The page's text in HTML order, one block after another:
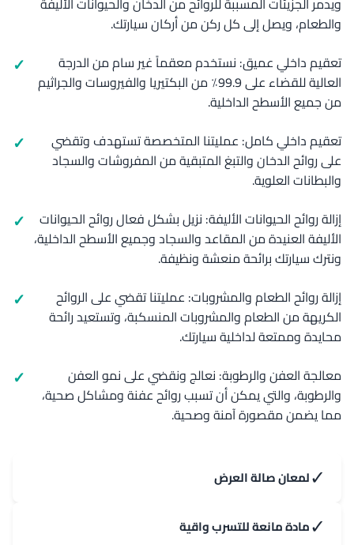
والطعام، ويصل إلى كل ركن من أركان سيارتك.
تعقيم داخلي عميق: نستخدم معقماً غير سام من الدرجة
العالية للقضاء على 99.9٪ من البكتيريا والفيروسات والجراثيم
من جميع الأسطح الداخلية.
تعقيم داخلي كامل: عمليتنا المتخصصة تستهدف وتقضي
على روائح الدخان والتبغ المتبقية من المفروشات والسجاد
والبطانات العلوية.
إزالة روائح الحيوانات الأليفة: نزيل بشكل فعال روائح الحيوانات
الأليفة العنيدة من المقاعد والسجاد وجميع الأسطح الداخلية،
ونترك سيارتك برائحة منعشة ونظيفة.
إزالة روائح الطعام والمشروبات: عمليتنا تقضي على الروائح
الكريهة من الطعام والمشروبات المنسكبة، وتستعيد رائحة
محايدة وممتعة لداخلية سيارتك.
معالجة العفن والرطوبة: نعالج ونقضي على نمو العفن
والرطوبة، والتي يمكن أن تسبب روائح عفنة ومشاكل صحية،
مما يضمن مقصورة آمنة وصحية.
✓لمعان صالة العرض
✓مادة مانعة للتسرب واقية